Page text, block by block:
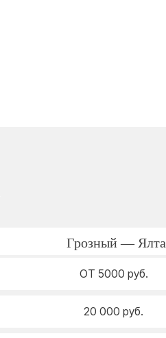
Грозный — Ялта
ОТ 5000 руб.
20 000 руб.